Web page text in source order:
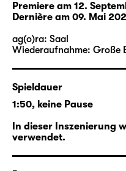
quasi vor die Füße
Zeitpunkt
mischen. Versprengt
Schiffbrüchigen
vormalige Herzog
Strippen zieht, um
verläuft die Linie
Unterwerfung nicht
Bruderintrige. Auch
Insel erwächst nicht
Herrschaft. Ariel
Premiere am 12.
Dernière am 09. Mai
ag(o)ra: Saal
Wiederaufnahme: Große
Spieldauer
1:50, keine Pause
In dieser Inszenierung
verwendet.